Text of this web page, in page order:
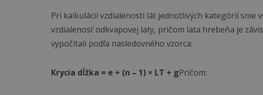
Pri kalkulácii vzdialenosti lát jednotlivých kategórií sme
vzdialenosť odkvapovej laty, pričom lata hrebeňa je
vypočítali podľa nasledovného vzorca:
Krycia dĺžka = e + (n – 1) × LT + gPričom: